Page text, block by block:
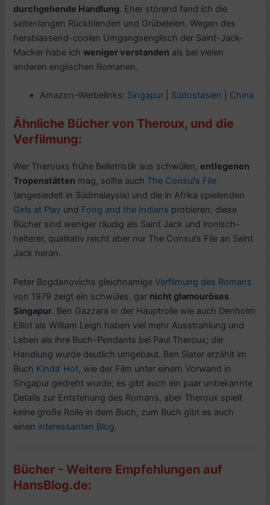
durchgehende Handlung. Eher störend fand ich die
seitenlangen Rückblenden und Grübeleien. Wegen des
herablassend-coolen Umgangsenglisch der Saint-Jack-
Macker habe ichweniger verstanden als bei vielen
anderen englischen Romanen.
Amazon-Werbelinks: Singapur Südostasien China
Ähnliche Bücher von Theroux, und die
Verfilmung:
Wer Therouxs frühe Belletristik aus schwülen,entlegenen
Tropenstätten mag, sollte auch The Consul’s File
(angesiedelt in Südmalaysia) und die in Afrika spielenden
Girls at Play und Fong and the Indians probieren; diese
Bücher sind weniger räudig als Saint Jack und ironisch-
heiterer, qualitativ reicht aber nur The Consul’s File an Saint
Jack heran.
Peter Bogdanovichs gleichnamigeVerfilmung des Romans
von 1979 zeigt ein schwüles, gar nicht glamouröses
Singapur. Ben Gazzara in der Hauptrolle wie auch Denholm
Elliot als William Leigh haben viel mehr Ausstrahlung und
Leben als ihre Buch-Pendants bei Paul Theroux; die
Handlung wurde deutlich umgebaut. Ben Slater erzählt im
Buch Kinda‘ Hot, wie der Film unter einem Vorwand in
Singapur gedreht wurde; es gibt auch ein paar unbekannte
Details zur Entstehung des Romans, aber Theroux spielt
keine große Rolle in dem Buch; zum Buch gibt es auch
einen interessanten Blog.
Bücher - Weitere Empfehlungen auf
HansBlog.de: